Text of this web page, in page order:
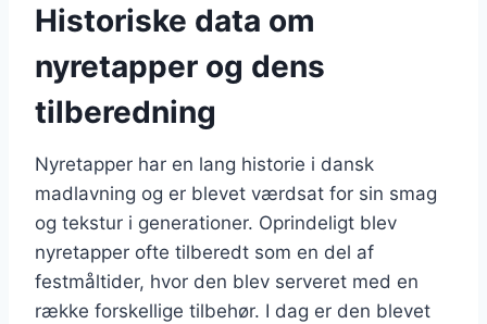
Historiske data om
nyretapper og dens
tilberedning
Nyretapper har en lang historie i dansk
madlavning og er blevet værdsat for sin smag
og tekstur i generationer. Oprindeligt blev
nyretapper ofte tilberedt som en del af
festmåltider, hvor den blev serveret med en
række forskellige tilbehør. I dag er den blevet